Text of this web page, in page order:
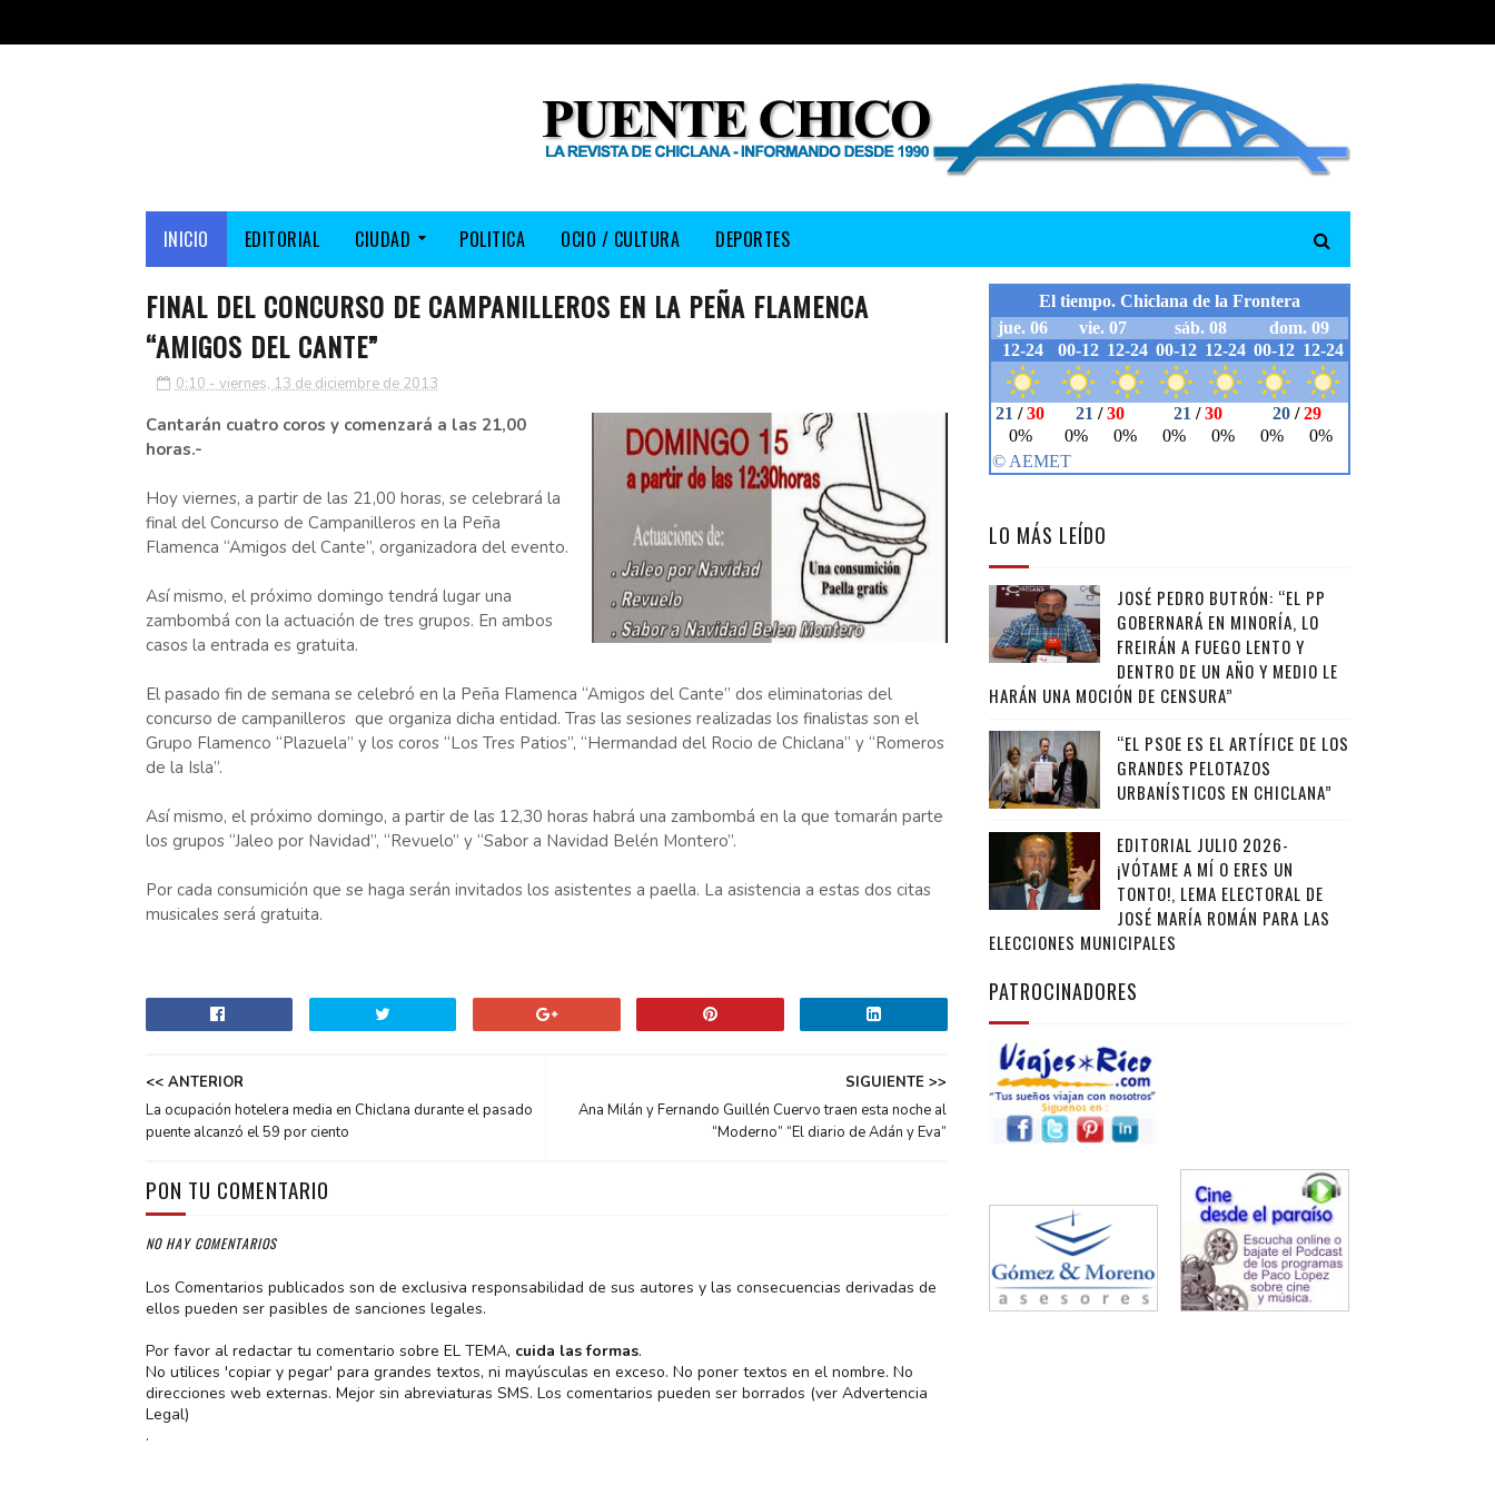
INICIO EDITORIAL CIUDAD POLITICA OCIO / CULTURA DEPORTES
FINAL DEL CONCURSO DE CAMPANILLEROS EN LA PEÑA FLAMENCA
“AMIGOS DEL CANTE”
0:10 - viernes, 13 de diciembre de 2013
Cantarán cuatro coros y comenzará a las 21,00
horas.-
Hoy viernes, a partir de las 21,00 horas, se celebrará la
final del Concurso de Campanilleros en la Peña
Flamenca “Amigos del Cante”, organizadora del evento.
Así mismo, el próximo domingo tendrá lugar una
zambombá con la actuación de tres grupos. En ambos
casos la entrada es gratuita.
El pasado fin de semana se celebró en la Peña Flamenca “Amigos del Cante” dos eliminatorias del
concurso de campanilleros que organiza dicha entidad. Tras las sesiones realizadas los finalistas son el
Grupo Flamenco “Plazuela” y los coros “Los Tres Patios”, “Hermandad del Rocio de Chiclana” y “Romeros
de la Isla”.
Así mismo, el próximo domingo, a partir de las 12,30 horas habrá una zambombá en la que tomarán parte
los grupos “Jaleo por Navidad”, “Revuelo” y “Sabor a Navidad Belén Montero”.
Por cada consumición que se haga serán invitados los asistentes a paella. La asistencia a estas dos citas
musicales será gratuita.
SIGUIENTE >>
Ana Milán y Fernando Guillén Cuervo traen esta noche al
“Moderno” “El diario de Adán y Eva”
<< ANTERIOR
La ocupación hotelera media en Chiclana durante el pasado
puente alcanzó el 59 por ciento
PON TU COMENTARIO
NO HAY COMENTARIOS
Los Comentarios publicados son de exclusiva responsabilidad de sus autores y las consecuencias derivadas de
ellos pueden ser pasibles de sanciones legales.
Por favor al redactar tu comentario sobre EL TEMA, cuida las formas.
No utilices 'copiar y pegar' para grandes textos, ni mayúsculas en exceso. No poner textos en el nombre. No
direcciones web externas. Mejor sin abreviaturas SMS. Los comentarios pueden ser borrados (ver Advertencia
Legal)
.
LO MÁS LEÍDO
JOSÉ PEDRO BUTRÓN: “EL PP
GOBERNARÁ EN MINORÍA, LO
FREIRÁN A FUEGO LENTO Y
DENTRO DE UN AÑO Y MEDIO LE
HARÁN UNA MOCIÓN DE CENSURA”
“EL PSOE ES EL ARTÍFICE DE LOS
GRANDES PELOTAZOS
URBANÍSTICOS EN CHICLANA”
EDITORIAL JULIO 2026-
¡VÓTAME A MÍ O ERES UN
TONTO!, LEMA ELECTORAL DE
JOSÉ MARÍA ROMÁN PARA LAS
ELECCIONES MUNICIPALES
PATROCINADORES